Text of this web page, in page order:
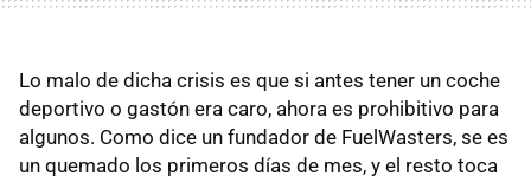
Lo malo de dicha crisis es que si antes tener un coche
deportivo o gastón era caro, ahora es prohibitivo para
algunos. Como dice un fundador de FuelWasters, se es
un quemado los primeros días de mes, y el resto toca